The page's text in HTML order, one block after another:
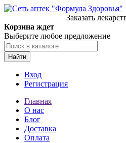
Заказать
Корзина ждет
Выберите любое предложение
Найти
Вход
Регистрация
Главная
О нас
Блог
Доставка
Оплата